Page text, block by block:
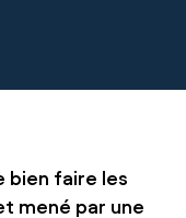
bien faire les
mené par une